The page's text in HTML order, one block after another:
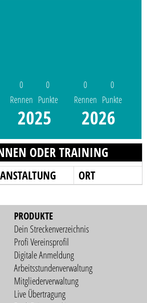
0
Rennen
0
Punkte
2025
0
Rennen
0
Punkte
2026
ODER TRAINING
ORT
PRODUKTE
Dein Streckenverzeichnis
Profi Vereinsprofil
Digitale Anmeldung
Arbeitsstundenverwaltung
Mitgliederverwaltung
Live Übertragung